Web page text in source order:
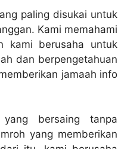
paling disukai untuk
Kami memahami
kami berusaha untuk
dan berpengetahuan
jamaah info
bersaing tanpa
yang memberikan